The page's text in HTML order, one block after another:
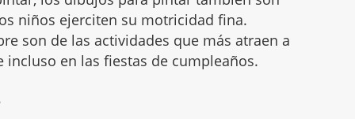
niños ejerciten su motricidad fina.
son de las actividades que más atraen a
incluso en las fiestas de cumpleaños.